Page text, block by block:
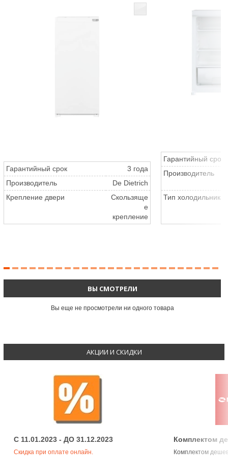
Гарантийный срок
3 года
Производитель
De Dietrich
Крепление двери
Скользяще
е
крепление
Гарантийный срок
Производитель
Тип холодильника
ВЫ СМОТРЕЛИ
Вы еще не просмотрели ни одного товара
АКЦИИ И СКИДКИ
C 11.01.2023 - ДО 31.12.2023
Скидка при оплате онлайн.
Комплектом
Комплектом